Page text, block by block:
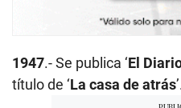
1947.- Se publica ‘El
título de ‘La casa de atrás